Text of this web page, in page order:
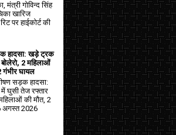
मंत्री गोविन्द सिंह
खारिज
पर हाईकोर्ट की
हादसा: खड़े ट्रक
2 महिलाओं
गंभीर घायल
सड़क हादसा:
घुसी तेज रफ्तार
की मौत, 2
अगस्त 2026